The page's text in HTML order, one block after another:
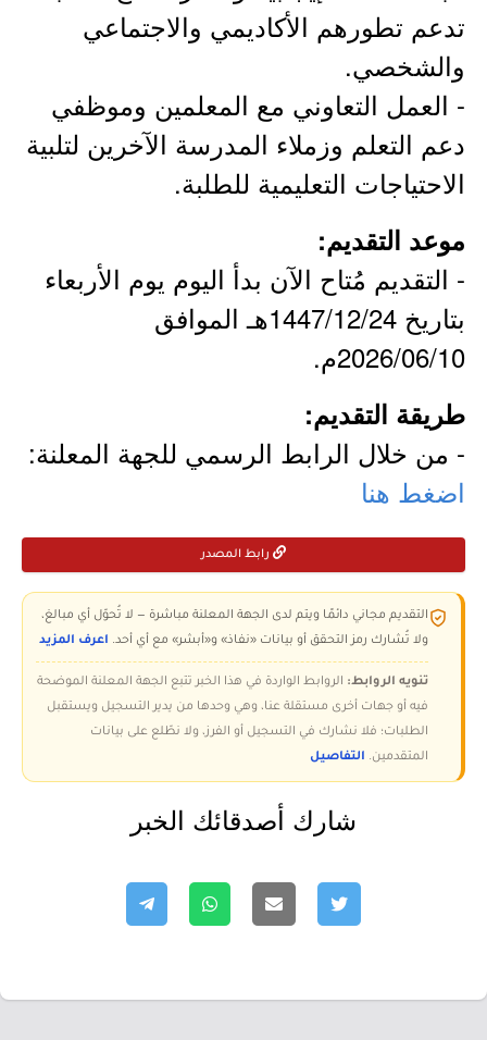
تدعم تطورهم الأكاديمي والاجتماعي
والشخصي.
- العمل التعاوني مع المعلمين وموظفي
دعم التعلم وزملاء المدرسة الآخرين لتلبية
الاحتياجات التعليمية للطلبة.
موعد التقديم:
- التقديم مُتاح الآن بدأ اليوم يوم الأربعاء
بتاريخ 1447/12/24هـ الموافق
2026/06/10م.
طريقة التقديم:
- من خلال الرابط الرسمي للجهة المعلنة:
اضغط هنا
رابط المصدر
التقديم مجاني دائمًا ويتم لدى الجهة المعلنة مباشرة — لا تُحوّل أي مبالغ،
ولا تُشارك رمز التحقق أو بيانات «نفاذ» و«أبشر» مع أي أحد. اعرف المزيد
تنويه الروابط: الروابط الواردة في هذا الخبر تتبع الجهة المعلنة الموضحة
فيه أو جهات أخرى مستقلة عنا، وهي وحدها من يدير التسجيل ويستقبل
الطلبات؛ فلا نشارك في التسجيل أو الفرز، ولا نطّلع على بيانات
المتقدمين. التفاصيل
شارك أصدقائك الخبر